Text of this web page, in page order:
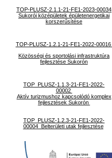
TOP-PLUSZ-2.1.1-21-FE1-2023-00034
Sukorói középületek épületenergetikai
korszerűsítése
TOP-PLUSZ-1.2.1-21-FE1-2022-00016
Közösségi és sportolási infrastruktúra
fejlesztése Sukorón
TOP_PLUSZ-1.1.3-21-FE1-2022-
00002
Aktív turizmushoz kapcsolódó komplex
fejlesztések Sukorón
TOP_PLUSZ-1.2.3-21-FE1-2022-
00004 Belterületi utak fejlesztése